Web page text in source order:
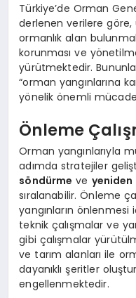
Türkiye’de Orman
derlenen verilere göre,
ormanlık alan
korunması ve
yürütmektedir.
“orman yangınlarına
yönelik önemli
Önleme
Orman yangınlarıyla
adımda stratejiler
söndürme ve
sıralanabilir. Önleme
yangınların
teknik çalışmalar ve
gibi çalışmalar
ve tarım alanları ile
dayanıklı şeritler
engellenmektedir.